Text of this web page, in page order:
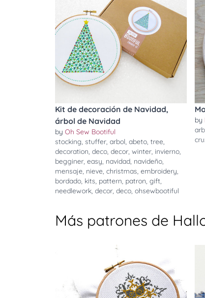
Kit de decoración de Navidad,
árbol de Navidad
by Oh Sew Bootiful
stocking, stuffer, arbol, abeto, tree,
decoration, deco, decor, winter, invierno,
begginer, easy, navidad, navideño,
mensaje, nieve, christmas, embroidery,
bordado, kits, pattern, patron, gift,
needlework, decor, deco, ohsewbootiful
by
Más patrones de